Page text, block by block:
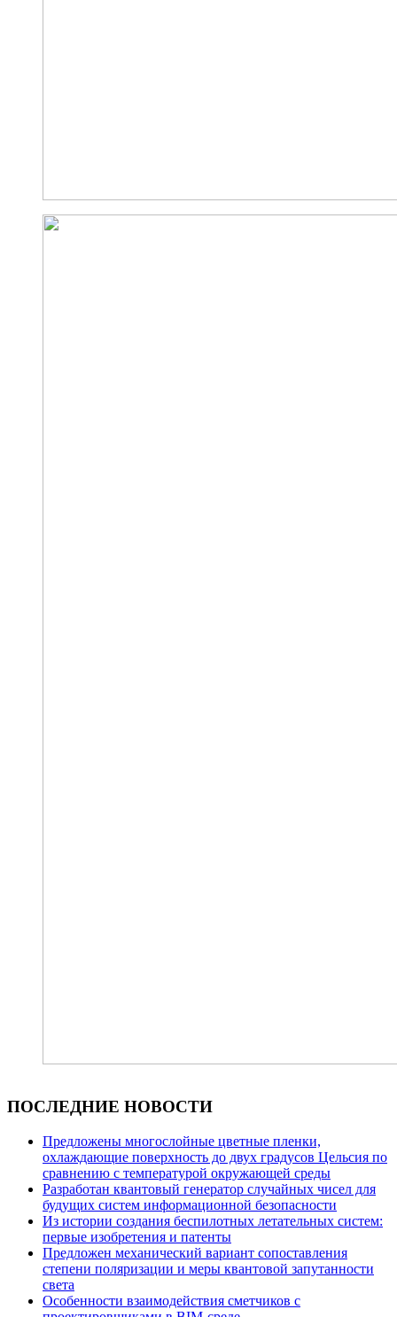
ПОСЛЕДНИЕ НОВОСТИ
Предложены многослойные цветные пленки,
охлаждающие поверхность до двух градусов Цельсия по
сравнению с температурой окружающей среды
Разработан квантовый генератор случайных чисел для
будущих систем информационной безопасности
Из истории создания беспилотных летательных систем:
первые изобретения и патенты
Предложен механический вариант сопоставления
степени поляризации и меры квантовой запутанности
света
Особенности взаимодействия сметчиков с